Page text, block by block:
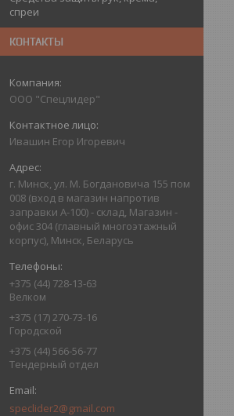
спреи
КОНТАКТЫ
ООО "Спецлидер"
Ивашин Егор Игоревич
г. Минск, ул. М. Богдановича 155 пом
008 (вход в магазин напротив
заправки А-100) - склад, Магазин -
офис 304 (главный многоэтажный
корпус), Минск, Беларусь
+375 (44) 728-13-63
Велком
+375 (17) 270-73-16
Городской
+375 (44) 566-56-77
Тендерный отдел
speclider2@gmail.com